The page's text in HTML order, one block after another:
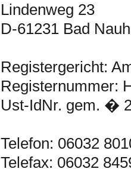
Lindenweg 23
D-61231 Bad
Registergericht:
Registernummer:
Ust-IdNr. gem. �
Telefon: 06032
Telefax: 06032